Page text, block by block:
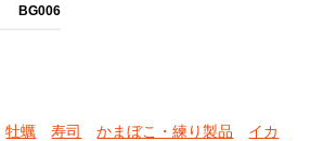
BG006
牡蠣 寿司 かまぼこ・練り製品
イカ